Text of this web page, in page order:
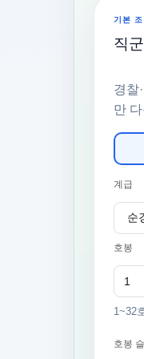
기본 조
직
경찰
만
계급
호봉
1~32
호봉